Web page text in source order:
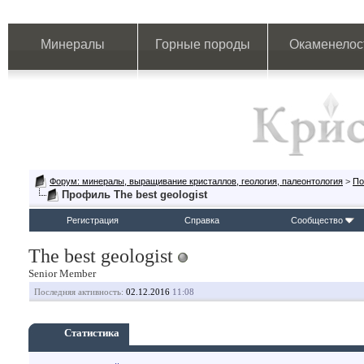
Минералы Горные породы
Форум: минералы, выращивание кристаллов, геология, палеонтология >
Профиль The best geologist
Регистрация Справка Сообщество
The best geologist
Senior Member
Последняя активность: 02.12.2016 11:08
Статистика